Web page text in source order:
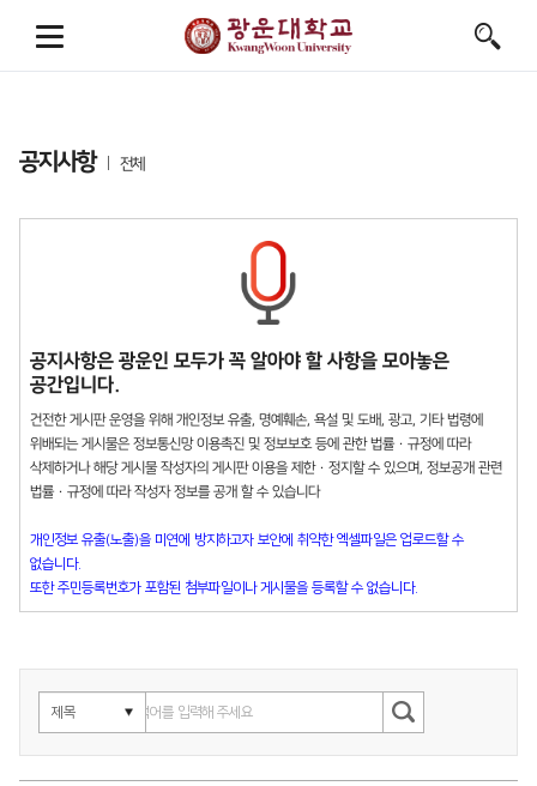
공지사항 전체
공지사항은 광운인 모두가 꼭 알아야 할 사항을 모아놓은
공간입니다.
건전한 게시판 운영을 위해 개인정보 유출, 명예훼손, 욕설 및 도배, 광고, 기타 법령에
위배되는 게시물은 정보통신망 이용촉진 및 정보보호 등에 관한 법률 · 규정에 따라
삭제하거나 해당 게시물 작성자의 게시판 이용을 제한 · 정지할 수 있으며, 정보공개 관련
법률 · 규정에 따라 작성자 정보를 공개 할 수 있습니다
개인정보 유출(노출)을 미연에 방지하고자 보안에 취약한 엑셀파일은 업로드할 수
없습니다.
또한 주민등록번호가 포함된 첨부파일이나 게시물을 등록할 수 없습니다.